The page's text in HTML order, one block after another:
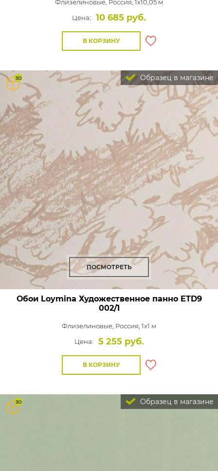
Флизелиновые, Россия, 1x10,05 м
Цена:
10 685 руб.
В КОРЗИНУ
Образец в магазине
ПОСМОТРЕТЬ
Обои Loymina Художественное панноETD9
002/1
Флизелиновые, Россия, 1x1 м
Цена:
5 255 руб.
В КОРЗИНУ
Образец в магазине